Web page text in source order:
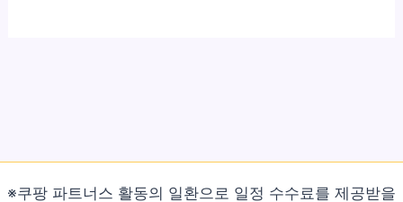
※쿠팡 파트너스 활동의 일환으로 일정 수수료를 제공받을